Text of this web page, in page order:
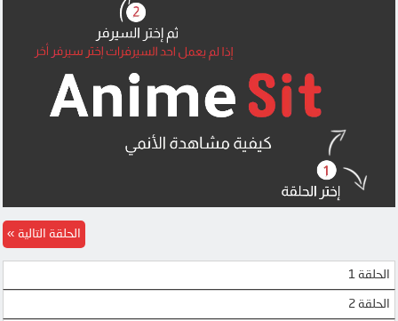
الحلقة 1
الحلقة 2
الحلقة التالية